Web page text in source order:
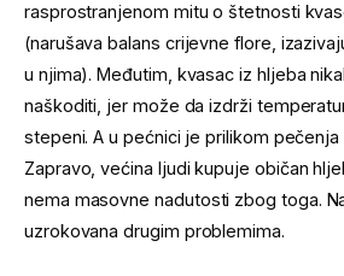
rasprostranjenom mitu o štetnosti
(narušava balans crijevne flore,
u njima). Međutim, kvasac iz hljeba
naškoditi, jer može da izdrži
stepeni. A u pećnici je prilikom
Zapravo, većina ljudi kupuje običan
nema masovne nadutosti zbog toga.
uzrokovana drugim problemima.